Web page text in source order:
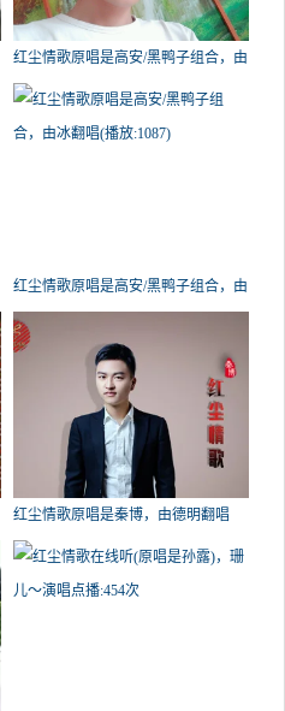
红尘情歌原唱是高安/黑鸭子组合，由
文哥翻唱(播放:2281)
红尘情歌原唱是高安/黑鸭子组合，由
冰翻唱(播放:1087)
红尘情歌原唱是秦博，由德明翻唱
(播放:565)